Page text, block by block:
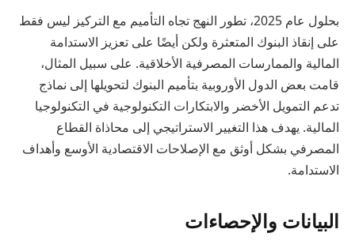
بحلول عام 2025، تطور النهج تجاه التأميم مع التركيز ليس فقط
على إنقاذ البنوك المتعثرة ولكن أيضًا على تعزيز الاستدامة
المالية والممارسات المصرفية الأخلاقية. على سبيل المثال،
قامت بعض الدول الأوروبية بتأميم البنوك لتحويلها إلى نماذج
تدعم التمويل الأخضر والابتكارات التكنولوجية في التكنولوجيا
المالية. يهدف هذا التغيير الاستراتيجي إلى محاذاة القطاع
المصرفي بشكل أوثق مع الإصلاحات الاقتصادية الأوسع وأهداف
الاستدامة.
البيانات والإحصاءات